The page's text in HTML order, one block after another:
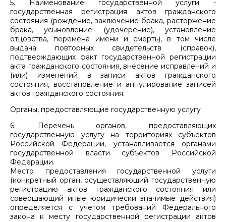
5. Наименование государственной услуги -
государственная регистрация актов гражданского
состояния (рождение, заключение брака, расторжение
брака, усыновление (удочерение), установление
отцовства, перемена имени и смерть), в том числе
выдача повторных свидетельств (справок),
подтверждающих факт государственной регистрации
акта гражданского состояния, внесение исправлений и
(или) изменений в записи актов гражданского
состояния, восстановление и аннулирование записей
актов гражданского состояния.
Органы, предоставляющие государственную услугу
6. Перечень органов, предоставляющих
государственную услугу на территориях субъектов
Российской Федерации, устанавливается органами
государственной власти субъектов Российской
Федерации.
Место предоставления государственной услуги
(конкретный орган, осуществляющий государственную
регистрацию актов гражданского состояния или
совершающий иные юридически значимые действия)
определяется с учетом требований Федерального
закона к месту государственной регистрации актов